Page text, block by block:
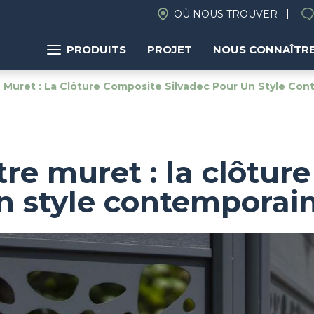
OÙ NOUS TROUVER
PRODUITS PROJET NOUS
: La Clôture Composite Silvadec Pour Un Style
muret : la
style